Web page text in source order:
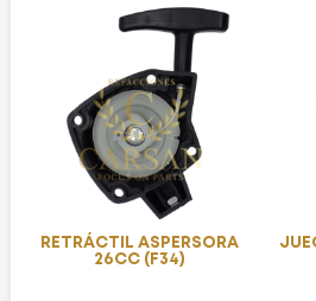
RETRÁCTIL ASPERSORA
26CC (F34)